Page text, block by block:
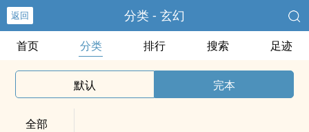
返回 分类 - 玄幻
首页 分类 排行 搜索 足迹
默认 完本
全部